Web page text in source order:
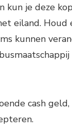
kun je deze
eiland.
kunnen
cash